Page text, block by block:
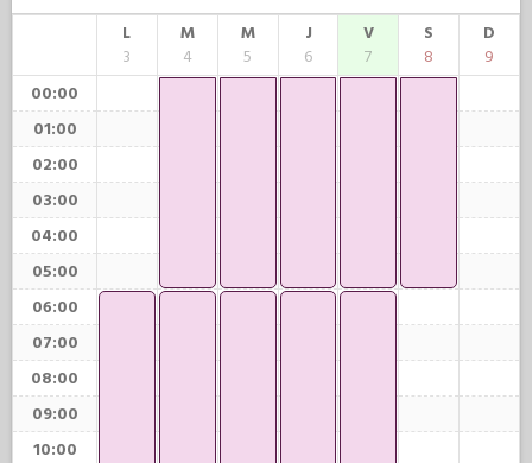
L
3
M
4
M
5
J
6
V
7
S
8
D
9
00:00
01:00
02:00
03:00
04:00
05:00
06:00
07:00
08:00
09:00
10:00